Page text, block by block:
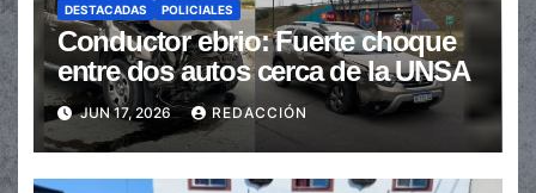
DESTACADAS POLICIALES
Conductor ebrio: Fuerte choque
entre dos autos cerca de la UNSA
JUN 17, 2026 REDACCIÓN